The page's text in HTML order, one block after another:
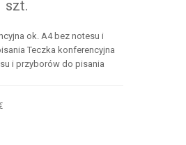
szt.
ok. A4 bez notesu i
Teczka konferencyjna
i przyborów do pisania